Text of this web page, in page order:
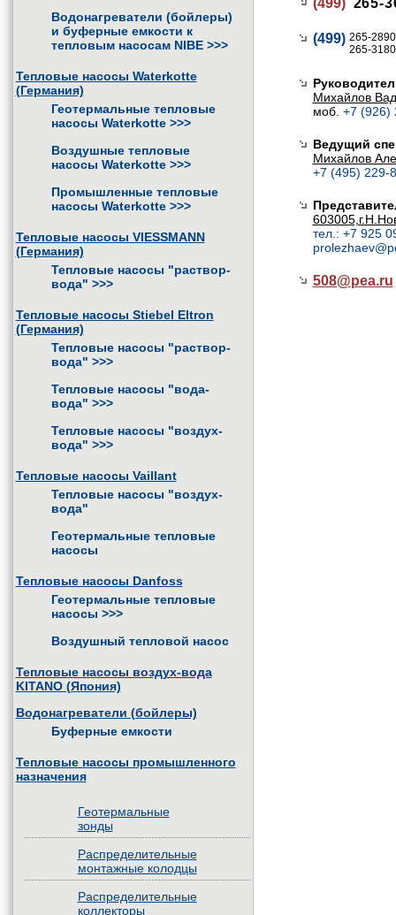
Водонагреватели (бойлеры)
и буферные емкости к
тепловым насосам NIBE >>>
Тепловые насосы Waterkotte
(Германия)
Геотермальные тепловые
насосы Waterkotte >>>
Воздушные тепловые
насосы Waterkotte >>>
Промышленные тепловые
насосы Waterkotte >>>
Тепловые насосы VIESSMANN
(Германия)
Тепловые насосы "раствор-
вода" >>>
Тепловые насосы Stiebel Eltron
(Германия)
Тепловые насосы "раствор-
вода" >>>
Тепловые насосы "вода-
вода" >>>
Тепловые насосы "воздух-
вода" >>>
Тепловые насосы Vaillant
Тепловые насосы "воздух-
вода"
Геотермальные тепловые
насосы
Тепловые насосы Danfoss
Геотермальные тепловые
насосы >>>
Воздушный тепловой насос
Тепловые насосы воздух-вода
KITANO (Япония)
Водонагреватели (бойлеры)
Буферные емкости
Тепловые насосы промышленного
назначения
Геотермальные
зонды
Распределительные
монтажные колодцы
Распределительные
коллекторы
(499) 265-
(499) 265-2890
265-
Михайлов
моб. +7 (926)
Ведущий
Михайлов
+7 (495) 229-
тел.: +7 925
508@pea.ru